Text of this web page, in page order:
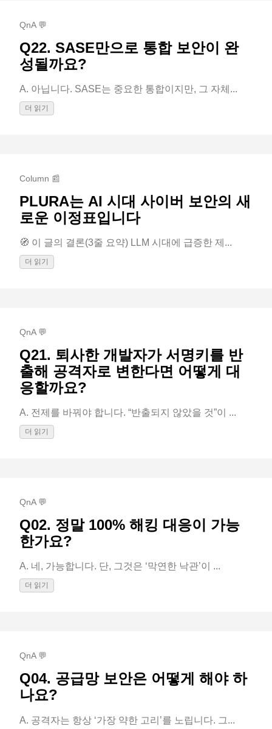
QnA 💬
Q22. SASE만으로 통합 보안이 완
성될까요?
A. 아닙니다. SASE는 중요한 통합이지만, 그 자체...
더 읽기
Column 📰
PLURA는 AI 시대 사이버 보안의 새
로운 이정표입니다
🧭 이 글의 결론(3줄 요약) LLM 시대에 급증한 제...
더 읽기
QnA 💬
Q21. 퇴사한 개발자가 서명키를 반
출해 공격자로 변한다면 어떻게 대
응할까요?
A. 전제를 바꿔야 합니다. “반출되지 않았을 것”이 ...
더 읽기
QnA 💬
Q02. 정말 100% 해킹 대응이 가능
한가요?
A. 네, 가능합니다. 단, 그것은 ‘막연한 낙관’이 ...
더 읽기
QnA 💬
Q04. 공급망 보안은 어떻게 해야 하
나요?
A. 공격자는 항상 ‘가장 약한 고리’를 노립니다. 그...